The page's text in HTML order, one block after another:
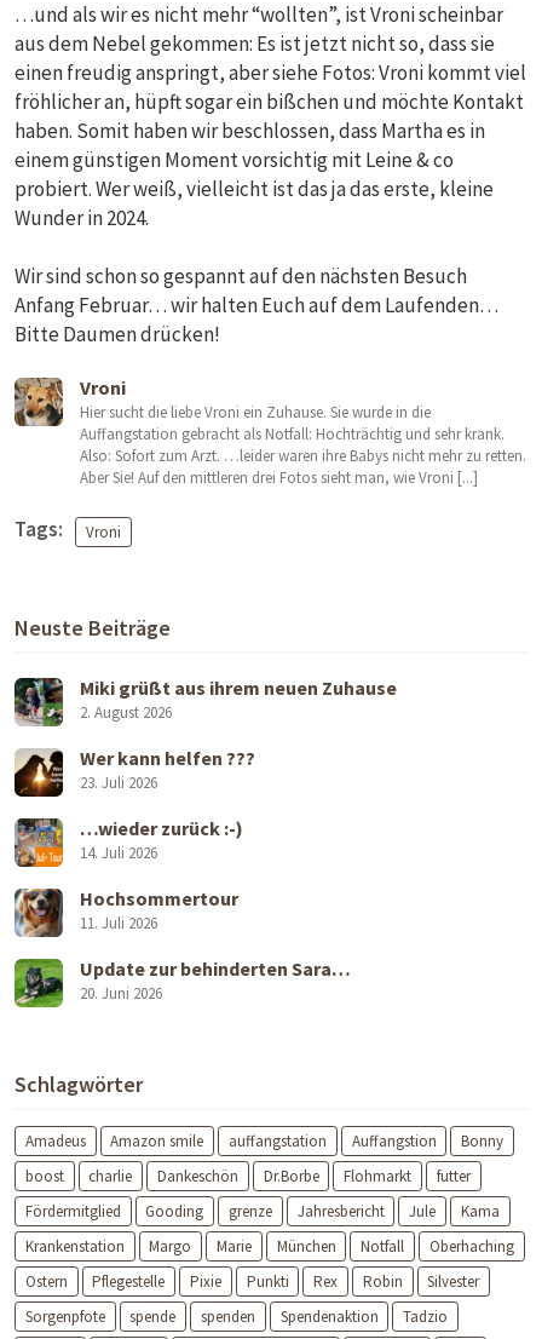
…und als wir es nicht mehr “wollten”, ist Vroni scheinbar
aus dem Nebel gekommen: Es ist jetzt nicht so, dass sie
einen freudig anspringt, aber siehe Fotos: Vroni kommt viel
fröhlicher an, hüpft sogar ein bißchen und möchte Kontakt
haben. Somit haben wir beschlossen, dass Martha es in
einem günstigen Moment vorsichtig mit Leine & co
probiert. Wer weiß, vielleicht ist das ja das erste, kleine
Wunder in 2024.
Wir sind schon so gespannt auf den nächsten Besuch
Anfang Februar… wir halten Euch auf dem Laufenden…
Bitte Daumen drücken!
Vroni
Hier sucht die liebe Vroni ein Zuhause. Sie wurde in die
Auffangstation gebracht als Notfall: Hochträchtig und sehr krank.
Also: Sofort zum Arzt. …leider waren ihre Babys nicht mehr zu retten.
Aber Sie! Auf den mittleren drei Fotos sieht man, wie Vroni [...]
Tags: Vroni
Neuste Beiträge
Miki grüßt aus ihrem neuen Zuhause
2. August 2026
Wer kann helfen ???
23. Juli 2026
…wieder zurück :-)
14. Juli 2026
Hochsommertour
11. Juli 2026
Update zur behinderten Sara…
20. Juni 2026
Schlagwörter
Amadeus Amazon smile auffangstation Auffangstion
Bonny
boost
charlie Dankeschön Dr.Borbe Flohmarkt
futter
Fördermitglied
Gooding grenze Jahresbericht Jule
Kama
Krankenstation
Margo Marie München Notfall
Oberhaching
Ostern
Pflegestelle Pixie Punkti Rex Robin
Silvester
Sorgenpfote
spende spenden Spendenaktion Tadzio